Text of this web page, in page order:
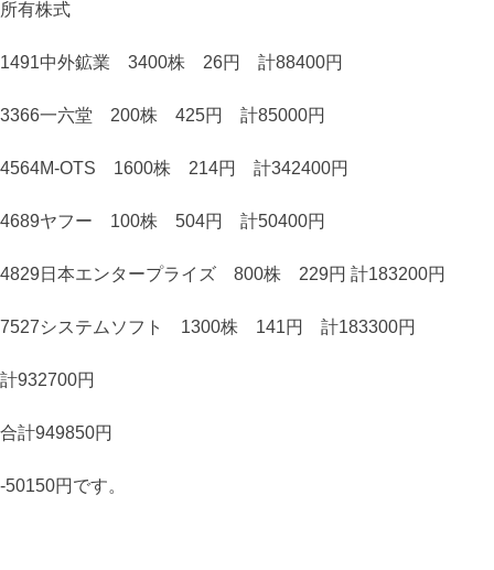
所有株式
1491中外鉱業 3400株 26円 計88400円
3366一六堂 200株 425円 計85000円
4564M-OTS 1600株 214円 計342400円
4689ヤフー 100株 504円 計50400円
4829日本エンタープライズ 800株 229円 計183200円
7527システムソフト 1300株 141円 計183300円
計932700円
合計949850円
-50150円です。